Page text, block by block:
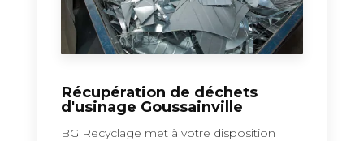
Récupération de déchets
d'usinage Goussainville
BG Recyclage met à votre disposition